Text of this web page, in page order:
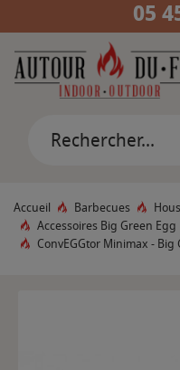
05
Accueil Barbecues
Accessoires Big Green Egg
ConvEGGtor Minimax - Big